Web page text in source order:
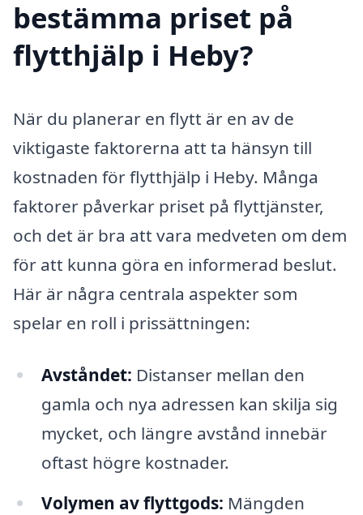
bestämma priset på
flytthjälp i Heby?
När du planerar en flytt är en av de
viktigaste faktorerna att ta hänsyn till
kostnaden för flytthjälp i Heby. Många
faktorer påverkar priset på flyttjänster,
och det är bra att vara medveten om dem
för att kunna göra en informerad beslut.
Här är några centrala aspekter som
spelar en roll i prissättningen:
Avståndet: Distanser mellan den
gamla och nya adressen kan skilja sig
mycket, och längre avstånd innebär
oftast högre kostnader.
Volymen av flyttgods: Mängden